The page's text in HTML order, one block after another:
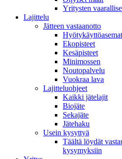
Yritysten
Lajittelu
Jätteen vastaanotto
Hyötykäyttöasemat
Ekopisteet
Kesäpisteet
Minimossen
Noutopalvelu
Vuokraa lava
Lajitteluohjeet
Kaikki jätelajit
Biojäte
Sekajäte
Jätehaku
Usein kysyttyä
Täältä löydät
kysymyksiin